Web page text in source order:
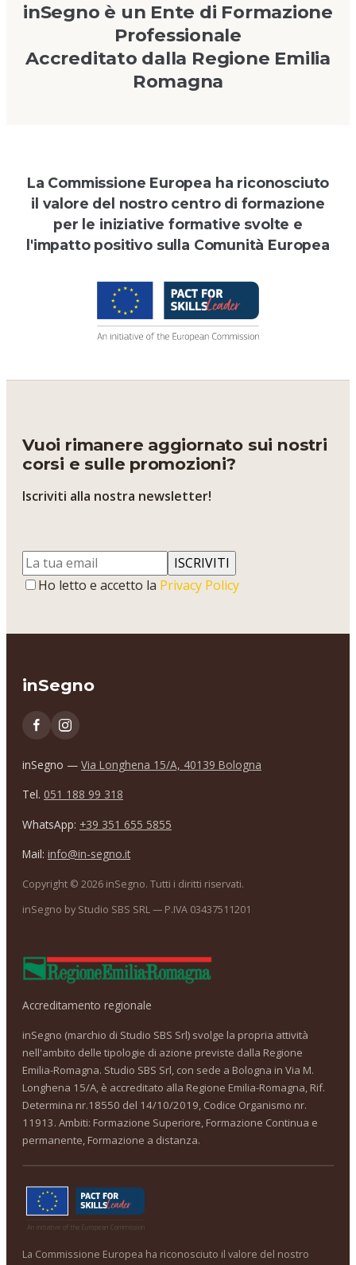
inSegno è un Ente di Formazione
Professionale
Accreditato dalla Regione Emilia
Romagna
La Commissione Europea ha riconosciuto
il valore del nostro centro di formazione
per le iniziative formative svolte e
l'impatto positivo sulla Comunità Europea
Vuoi rimanere aggiornato sui nostri
corsi e sulle promozioni?
Iscriviti alla nostra newsletter!
ISCRIVITI
Ho letto e accetto la Privacy Policy
inSegno
inSegno — Via Longhena 15/A, 40139 Bologna
Tel. 051 188 99 318
WhatsApp: +39 351 655 5855
Mail: info@in-segno.it
Copyright © 2026 inSegno. Tutti i diritti riservati.
inSegno by Studio SBS SRL — P.IVA 03437511201
Accreditamento regionale
inSegno (marchio di Studio SBS Srl) svolge la propria attività
nell'ambito delle tipologie di azione previste dalla Regione
Emilia-Romagna. Studio SBS Srl, con sede a Bologna in Via M.
Longhena 15/A, è accreditato alla Regione Emilia-Romagna, Rif.
Determina nr.18550 del 14/10/2019, Codice Organismo nr.
11913. Ambiti: Formazione Superiore, Formazione Continua e
permanente, Formazione a distanza.
La Commissione Europea ha riconosciuto il valore del nostro